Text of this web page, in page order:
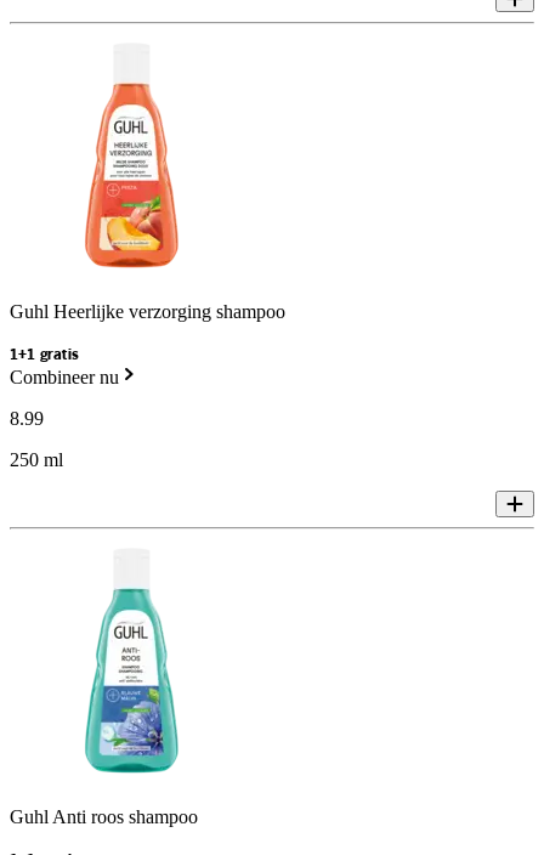
Guhl Heerlijke verzorging shampoo
1+1 gratis
Combineer nu
8.99
250 ml
Guhl Anti roos shampoo